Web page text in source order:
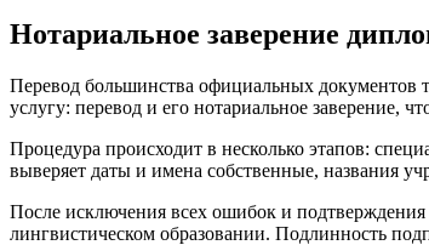
Нотариальное заверение
Перевод большинства официальных документов
услугу: перевод и его нотариальное заверение,
Процедура происходит в несколько этапов:
выверяет даты и имена собственные, названия
После исключения всех ошибок и подтверждения
лингвистическом образовании. Подлинность